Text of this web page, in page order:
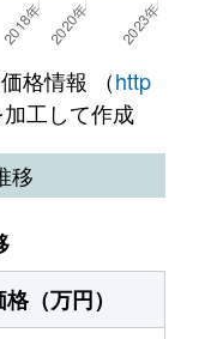
五十市
徒歩45分
十市
徒歩45分
十市
徒歩25分
十市
徒歩14分
都城
徒歩25分
都城
徒歩9分
高崎新田
徒歩8
日向前田
徒歩3
日向前田
山之口
徒歩
山之口
格情報 （http
工して作成
移
（万円）